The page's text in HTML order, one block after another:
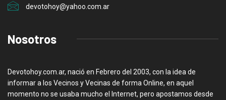
devotohoy@yahoo.com.ar
Nosotros
Devotohoy.com.ar, nació en Febrero del 2003, con la idea de
informar a los Vecinos y Vecinas de forma Online, en aquel
momento no se usaba mucho el Internet, pero apostamos desde